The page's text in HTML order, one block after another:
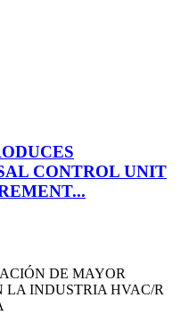
CONTROL UNIT
DE MAYOR
LA INDUSTRIA HVAC/R